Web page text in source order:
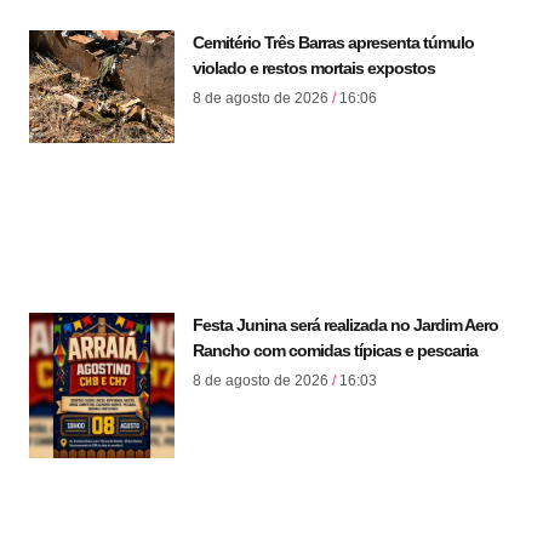
Cemitério Três Barras apresenta túmulo
violado e restos mortais expostos
8 de agosto de 2026 16:06
Festa Junina será realizada no Jardim Aero
Rancho com comidas típicas e pescaria
8 de agosto de 2026 16:03